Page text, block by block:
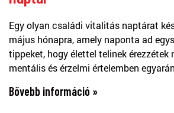
Egy olyan családi vitalitás naptárat
május hónapra, amely naponta ad
tippeket, hogy élettel telinek
mentális és érzelmi értelemben
Bővebb információ »